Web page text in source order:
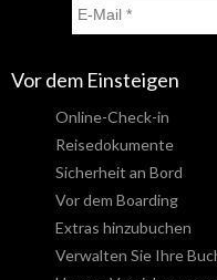
Vor dem Einsteigen
Online-Check-in
Reisedokumente
Sicherheit an Bord
Vor dem Boarding
Extras hinzubuchen
Verwalten Sie Ihre